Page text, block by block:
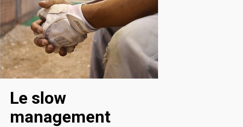
Le slow
management